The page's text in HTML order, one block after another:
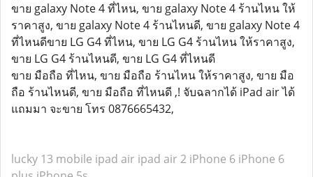
ขาย galaxy Note 4 ที่ไหน, ขาย galaxy Note 4 ร้านไหน ให้
ราคาสูง, ขาย galaxy Note 4 ร้านไหนดี, ขาย galaxy Note 4
ที่ไหนดีขาย LG G4 ที่ไหน, ขาย LG G4 ร้านไหน ให้ราคาสูง,
ขาย LG G4 ร้านไหนดี, ขาย LG G4 ที่ไหนดี
ขาย มือถือ ที่ไหน, ขาย มือถือ ร้านไหน ให้ราคาสูง, ขาย มือ
ถือ ร้านไหนดี, ขาย มือถือ ที่ไหนดี ,! จับฉลากได้ iPad air ได้
แถมมา จะขาย โทร 0876665432,
lucky 13 mobile ipad air ipad air 2 iPhone 6 iPhone 6